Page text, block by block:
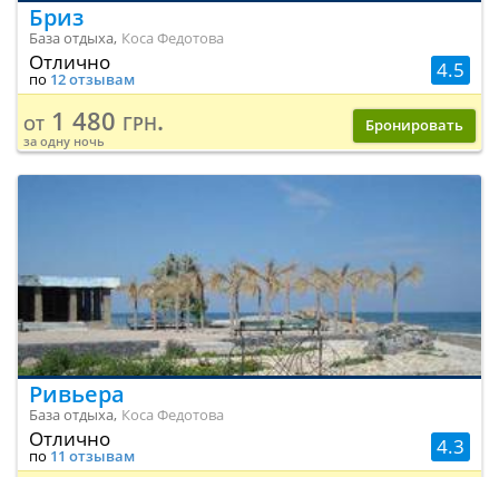
Бриз
База отдыха, Коса Федотова
4.5
Отлично
по 12 отзывам
от 1 480 грн.
за одну ночь
Бронировать
Ривьера
База отдыха, Коса Федотова
4.3
Отлично
по 11 отзывам